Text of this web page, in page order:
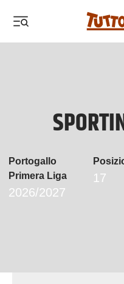
Portogallo
Primera Liga
2026/2027
17